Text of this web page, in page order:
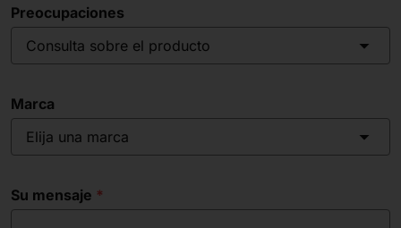
Preocupaciones
Consulta sobre el producto
Marca
Elija una marca
Su mensaje